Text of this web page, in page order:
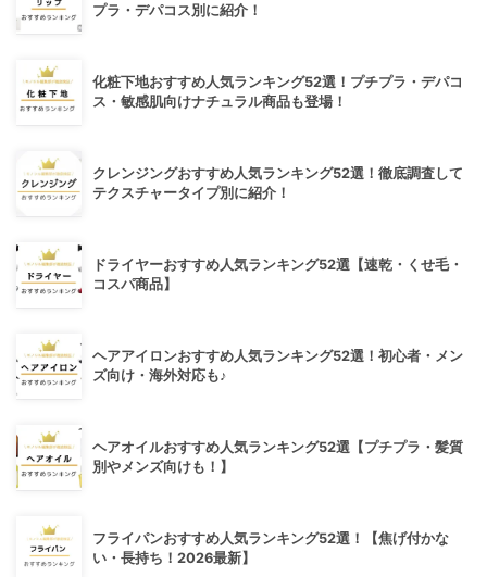
プラ・デパコス別に紹介！
化粧下地おすすめ人気ランキング52選！プチプラ・デパコ
ス・敏感肌向けナチュラル商品も登場！
クレンジングおすすめ人気ランキング52選！徹底調査して
テクスチャータイプ別に紹介！
ドライヤーおすすめ人気ランキング52選【速乾・くせ毛・
コスパ商品】
ヘアアイロンおすすめ人気ランキング52選！初心者・メン
ズ向け・海外対応も♪
ヘアオイルおすすめ人気ランキング52選【プチプラ・髪質
別やメンズ向けも！】
フライパンおすすめ人気ランキング52選！【焦げ付かな
い・長持ち！2026最新】